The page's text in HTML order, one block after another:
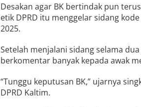
Desakan agar BK bertindak pun
etik DPRD itu menggelar sidang
2025.
Setelah menjalani sidang selama
berkomentar banyak kepada awak
“Tunggu keputusan BK,” ujarnya
DPRD Kaltim.